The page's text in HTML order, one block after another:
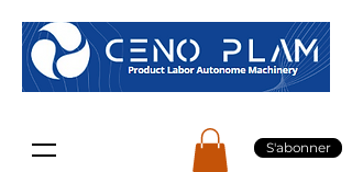
S'abonner